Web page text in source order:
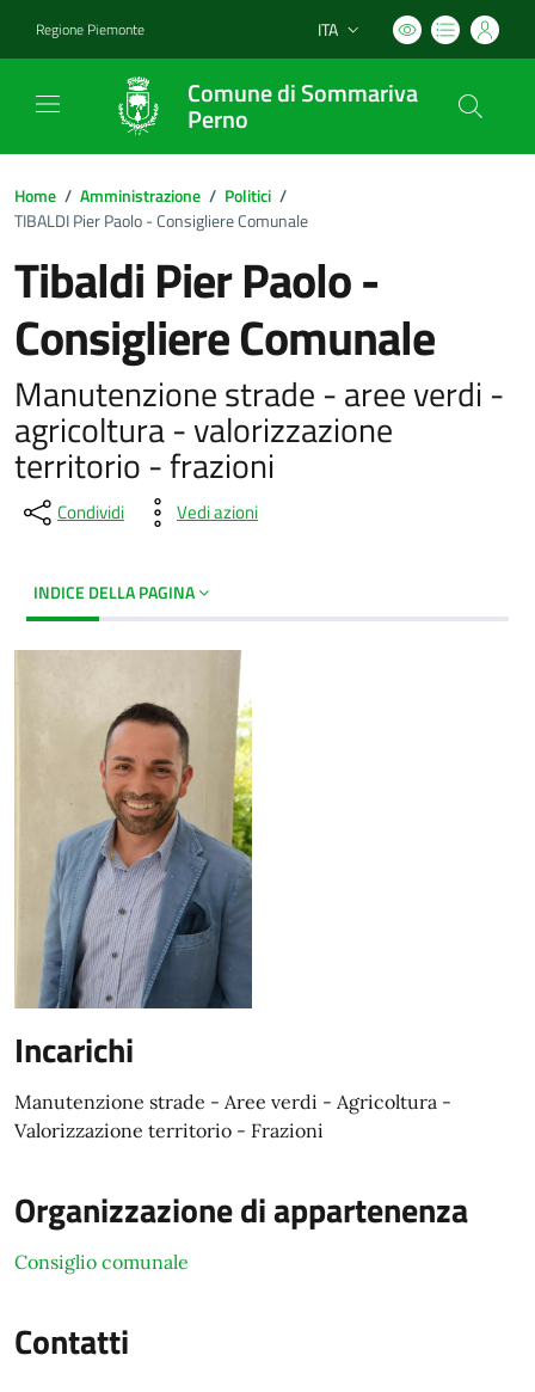
Regione Piemonte Lingua attiva:
ITA
Comune di Sommariva
Perno
Home / Amministrazione / Politici /
TIBALDI Pier Paolo - Consigliere Comunale
Tibaldi Pier Paolo -
Consigliere Comunale
Manutenzione strade - aree verdi -
agricoltura - valorizzazione
territorio - frazioni
Condividi Vedi azioni
INDICE DELLA PAGINA
Incarichi
Manutenzione strade - Aree verdi - Agricoltura -
Valorizzazione territorio - Frazioni
Organizzazione di appartenenza
Consiglio comunale
Contatti